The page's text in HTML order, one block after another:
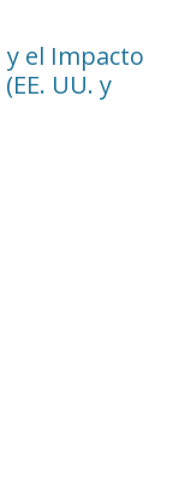
el Impacto
UU. y